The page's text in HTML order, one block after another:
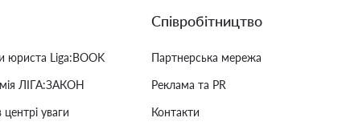
юриста Liga:BOOK
ЛІГА:ЗАКОН
уваги
Співробітництво
Партнерська мережа
Реклама та PR
Контакти